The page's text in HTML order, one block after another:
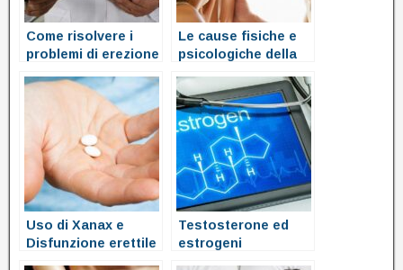
Come risolvere i
problemi di erezione
Le cause fisiche e
psicologiche della
Uso di Xanax e
Disfunzione erettile
Testosterone ed
estrogeni